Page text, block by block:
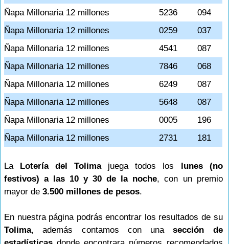
Ñapa Millonaria 12 millones
5236
094
Ñapa Millonaria 12 millones
0259
037
Ñapa Millonaria 12 millones
4541
087
Ñapa Millonaria 12 millones
7846
068
Ñapa Millonaria 12 millones
6249
087
Ñapa Millonaria 12 millones
5648
087
Ñapa Millonaria 12 millones
0005
196
Ñapa Millonaria 12 millones
2731 181
La Lotería del Tolimajuega todos los lunes (no
festivos) a las 10 y 30 de la noche, con un premio
mayor de 3.500 millones de pesos.
En nuestra página podrás encontrar los resultados de su
Tolima, además contamos con unasección de